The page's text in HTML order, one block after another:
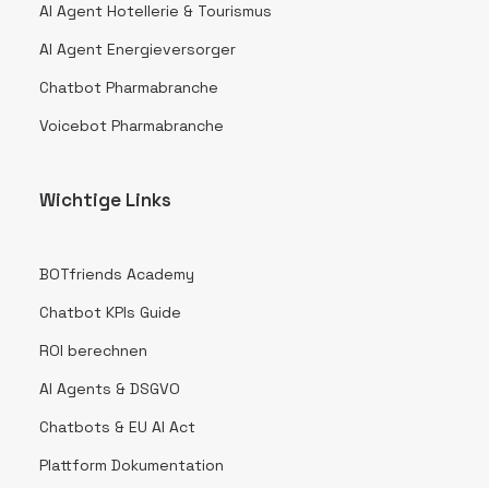
AI Agent Hotellerie & Tourismus
AI Agent Energieversorger
Chatbot Pharmabranche
Voicebot Pharmabranche
Wichtige Links
BOTfriends Academy
Chatbot KPIs Guide
ROI berechnen
AI Agents & DSGVO
Chatbots & EU AI Act
Plattform Dokumentation